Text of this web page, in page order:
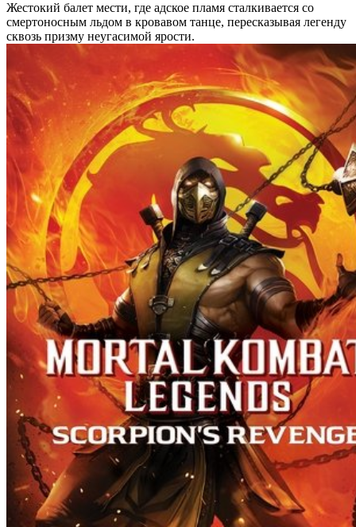
Жестокий балет мести, где адское пламя сталкивается со
смертоносным льдом в кровавом танце, пересказывая легенду
сквозь призму неугасимой ярости.